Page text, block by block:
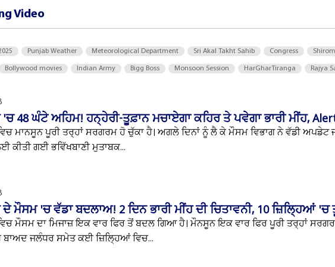
Video
Punjab Weather Meteorological Department Sri Akal Takht Sahib Congress
Bollywood movies Indian Army Bigg Boss Monsoon Session HarGharTiranga Rajya
'ਚ 48 ਘੰਟੇ ਅਹਿਮ! ਹਨ੍ਹੇਰੀ-ਤੂਫ਼ਾਨ ਮਚਾਏਗਾ ਕਹਿਰ ਤੇ ਪਵੇਗਾ ਭਾਰੀ ਮੀਂਹ,
ਮਾਨਸੂਨ ਪੂਰੀ ਤਰ੍ਹਾਂ ਸਰਗਰਮ ਹੋ ਚੁੱਕਾ ਹੈ। ਅਗਲੇ ਦਿਨਾਂ ਨੂੰ ਲੈ ਕੇ ਮੌਸਮ ਵਿਭਾਗ ਨੇ ਵੱਡੀ ਅਪਡੇਟ
ਕੀਤੀ ਗਈ ਭਵਿੱਖਬਾਣੀ ਮੁਤਾਬਕ...
ਮੌਸਮ 'ਚ ਵੱਡਾ ਬਦਲਾਅ! 2 ਦਿਨ ਭਾਰੀ ਮੀਂਹ ਦੀ ਚਿਤਾਵਨੀ, 10 ਜ਼ਿਲ੍ਹਿਆਂ 'ਚ
ਮੌਸਮ ਦਾ ਮਿਜਾਜ਼ ਇਕ ਵਾਰ ਫਿਰ ਤੋਂ ਬਦਲ ਗਿਆ ਹੈ। ਮੌਨਸੂਨ ਇਕ ਵਾਰ ਫਿਰ ਪੂਰੀ ਤਰ੍ਹਾਂ
ਬਾਅਦ ਜਲੰਧਰ ਸਮੇਤ ਕਈ ਜ਼ਿਲ੍ਹਿਆਂ ਵਿਚ...